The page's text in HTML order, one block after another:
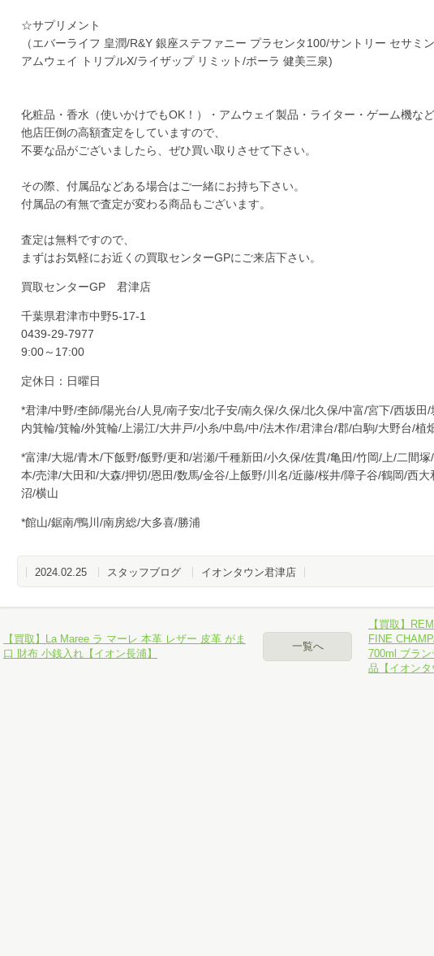
☆サプリメント
（エバーライフ 皇潤/R&Y 銀座ステファニー プラセンタ100/サントリー セサミ
アムウェイ トリプルX/ライザップ リミット/ポーラ 健美三泉)
化粧品・香水（使いかけでもOK！）・アムウェイ製品・ライター・ゲーム機など
他店圧倒の高額査定をしていますので、
不要な品がございましたら、ぜひ買い取りさせて下さい。
その際、付属品などある場合はご一緒にお持ち下さい。
付属品の有無で査定が変わる商品もございます。
査定は無料ですので、
まずはお気軽にお近くの買取センターGPにご来店下さい。
買取センターGP 君津店
千葉県君津市中野5-17-1
0439-29-7977
9:00～17:00
定休日：日曜日
*君津/中野/杢師/陽光台/人見/南子安/北子安/南久保/久保/北久保/中富/宮下/西坂田
内箕輪/箕輪/外箕輪/上湯江/大井戸/小糸/中島/中/法木作/君津台/郡/白駒/大野台/植
*富津/大堀/青木/下飯野/飯野/更和/岩瀬/千種新田/小久保/佐貫/亀田/竹岡/上/二間
本/売津/大田和/大森/押切/恩田/数馬/金谷/上飯野/川名/近藤/桜井/障子谷/鶴岡/西大
沼/横山
*館山/鋸南/鴨川/南房総/大多喜/勝浦
2024.02.25 スタッフブログ イオンタウン君津店
【買取】La Maree ラ マーレ 本革 レザー 皮革 がま
口 財布 小銭入れ【イオン長浦】
一覧へ
【買取】
FINE
700ml ブラ
品【イオンタ
パソコン、スマホでお手軽カンタン無料査定